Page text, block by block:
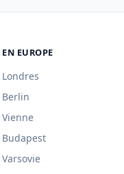
EN EUROPE
Londres
Berlin
Vienne
Budapest
Varsovie